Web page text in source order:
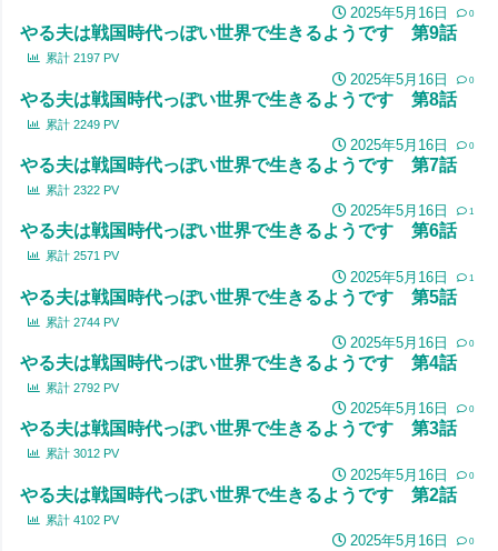
2025年5月16日 0
やる夫は戦国時代っぽい世界で生きるようです 第9話
累計 2197 PV
2025年5月16日 0
やる夫は戦国時代っぽい世界で生きるようです 第8話
累計 2249 PV
2025年5月16日 0
やる夫は戦国時代っぽい世界で生きるようです 第7話
累計 2322 PV
2025年5月16日 1
やる夫は戦国時代っぽい世界で生きるようです 第6話
累計 2571 PV
2025年5月16日 1
やる夫は戦国時代っぽい世界で生きるようです 第5話
累計 2744 PV
2025年5月16日 0
やる夫は戦国時代っぽい世界で生きるようです 第4話
累計 2792 PV
2025年5月16日 0
やる夫は戦国時代っぽい世界で生きるようです 第3話
累計 3012 PV
2025年5月16日 0
やる夫は戦国時代っぽい世界で生きるようです 第2話
累計 4102 PV
2025年5月16日 0